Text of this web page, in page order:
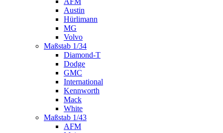
Austin
Hürlimann
MG
Volvo
Maßstab 1/34
Diamond-T
Dodge
GMC
International
Kennworth
Mack
White
Maßstab 1/43
AFM